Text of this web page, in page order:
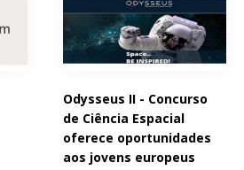
Odysseus II - Concurso
de Ciência Espacial
oferece oportunidades
aos jovens europeus